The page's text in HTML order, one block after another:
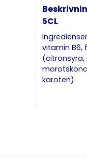
5CL
vitamin B6,
karoten).